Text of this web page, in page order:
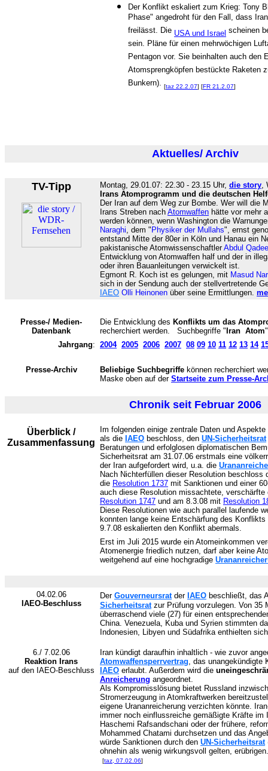
Der Konflikt eskaliert zum Krieg: Tony
Phase" angedroht für den Fall, dass
freilässt. Die USA und Israel scheinen
sein. Pläne für einen mehrwöchigen
Pentagon vor. Sie beinhalten auch den
Atomsprengköpfen bestückte Raketen
Bunkern). [taz 22.2.07] [FR 21.2.07]
Aktuelles/ Archiv
TV-Tipp Montag, 29.01.07: 22.30 - 23.15 Uhr, die story,
Irans Atomprogramm und die deutschen
Der Iran auf dem Weg zur Bombe. Wer will die
Irans Streben nach Atomwaffen hätte vor mehr
werden können, wenn Washington die
Naraghi, dem " Physiker der Mullahs", ernst
entstand Mitte der 80er in Köln und Hanau ein
pakistanische AtomwissenschaftlerAbdul
Entwicklung von Atomwaffen half und der in
oder ihren Bauanleitungen verwickelt ist.
Egmont R. Koch ist es gelungen, mit Masud
sich in der Sendung auch der stellvertretende
IAEO Olli Heinonen über seine Ermittlungen.
Presse-/ Medien-
Datenbank
Die Entwicklung des Konflikts um das
recherchiert werden. Suchbegriffe " Iran Atom
Jahrgang: 2004 2005 2006 2007 08 09 10 11 12 13 14
Presse-Archiv Beliebige Suchbegriffe können recherchiert
Maske oben auf der Startseite zum Presse-
Chronik seit Februar 2006
Überblick /
Zusammenfassung
Im folgenden einige zentrale Daten und
als die IAEO beschloss, den UN-Sicherheitsrat
Beratungen und erfolglosen diplomatischen
Sicherheitsrat am 31.07.06 erstmals eine
der Iran aufgefordert wird, u.a. die
Nach Nichterfüllen dieser Resolution beschloss
die Resolution 1737 mit Sanktionen und einer
auch diese Resolution missachtete,
Resolution 1747 und am 8.3.08 mit Resolution
Diese Resolutionen wie auch parallel laufende
konnten lange keine Entschärfung des
9.7.08 eskalierten den Konflikt abermals.
Erst im Juli 2015 wurde ein Atomeinkommen
Atomenergie friedlich nutzen, darf aber keine
weitgehend auf eine hochgradige
04.02.06
IAEO-Beschluss
Der Gouverneursratder IAEO beschließt, das
Sicherheitsratzur Prüfung vorzulegen. Von 35
überraschend viele (27) für einen
China. Venezuela, Kuba und Syrien stimmten
Indonesien, Libyen und Südafrika enthielten
6./ 7.02.06
Reaktion Irans
auf den IAEO-Beschluss
Iran kündigt daraufhin inhaltlich - wie zuvor
Atomwaffensperrvertrag, das unangekündigte
IAEO erlaubt. Außerdem wird die
Anreicherung angeordnet.
Als Kompromisslösung bietet Russland
Stromerzeugung in Atomkraftwerken
eigene Urananreicherung verzichten könnte.
immer noch einflussreiche gemäßigte Kräfte im
Haschemi Rafsandschani oder der frühere,
Mohammed Chatami durchsetzen und das
würde Sanktionen durch den UN-Sicherheitsrat
ohnehin als wenig wirkungsvoll gelten,
[taz, 07.02.06]